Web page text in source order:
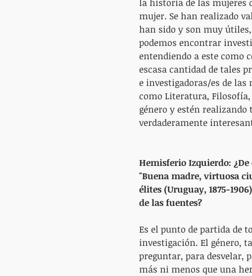
la historia de las mujeres
mujer. Se han realizado
han sido y son muy útiles,
podemos encontrar
entendiendo a este como
escasa cantidad de tales
e investigadoras/es de
como Literatura,
género y estén realizando
verdaderamente
Hemisferio Izquierdo:
"Buena madre, virtuosa
élites (Uruguay, 1875-
de las fuentes?
Es el punto de partida de
investigación. El género,
preguntar, para desvelar,
más ni menos que una